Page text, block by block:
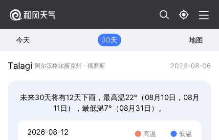
今天 30天 地图
Talagi 阿尔汉格尔斯克州 - 俄罗斯 2026-08-06
未来30天将有12天下雨，最高温22°（08月10日，08月
11日），最低温7°（08月31日）。
2026-08-12 高温 低温